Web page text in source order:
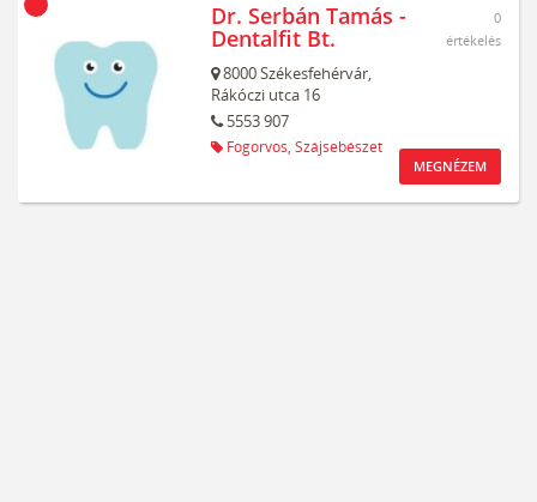
Dr. Serbán Tamás -
Dentalfit Bt.
8000Székesfehérvár,
Rákóczi utca 16
5553 907
Fogorvos, Szájsebészet
0
értékelés
MEGNÉZEM